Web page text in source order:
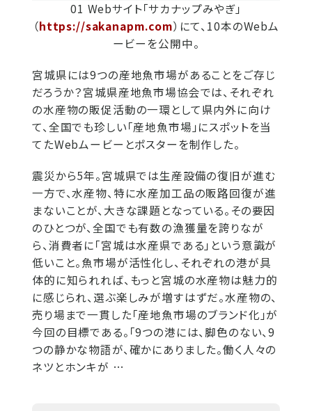
01 Webサイト「サカナップみやぎ」
（https://sakanapm.com）にて、10本のWebム
ービーを公開中。
宮城県には9つの産地魚市場があることをご存じ
だろうか？宮城県産地魚市場協会では、それぞれ
の水産物の販促活動の一環として県内外に向け
て、全国でも珍しい「産地魚市場」にスポットを当
てたWebムービーとポスターを制作した。
震災から5年。宮城県では生産設備の復旧が進む
一方で、水産物、特に水産加工品の販路回復が進
まないことが、大きな課題となっている。その要因
のひとつが、全国でも有数の漁獲量を誇りなが
ら、消費者に「宮城は水産県である」という意識が
低いこと。魚市場が活性化し、それぞれの港が具
体的に知られれば、もっと宮城の水産物は魅力的
に感じられ、選ぶ楽しみが増すはずだ。水産物の、
売り場まで一貫した「産地魚市場のブランド化」が
今回の目標である。「9つの港には、脚色のない、9
つの静かな物語が、確かにありました。働く人々の
ネツとホンキが …